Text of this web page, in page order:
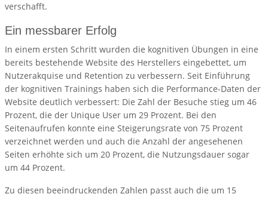
verschafft.
Ein messbarer Erfolg
In einem ersten Schritt wurden die kognitiven Übungen in eine
bereits bestehende Website des Herstellers eingebettet, um
Nutzerakquise und Retention zu verbessern. Seit Einführung
der kognitiven Trainings haben sich die Performance-Daten der
Website deutlich verbessert: Die Zahl der Besuche stieg um 46
Prozent, die der Unique User um 29 Prozent. Bei den
Seitenaufrufen konnte eine Steigerungsrate von 75 Prozent
verzeichnet werden und auch die Anzahl der angesehenen
Seiten erhöhte sich um 20 Prozent, die Nutzungsdauer sogar
um 44 Prozent.
Zu diesen beeindruckenden Zahlen passt auch die um 15